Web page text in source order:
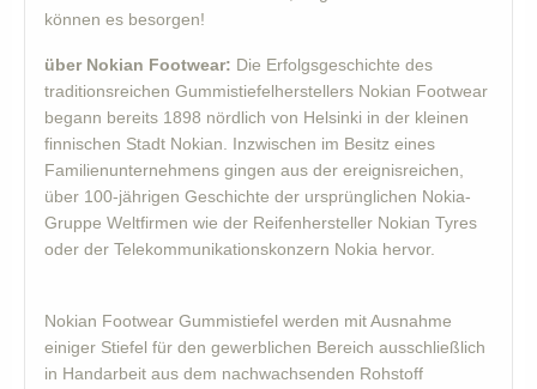
können es besorgen!
über Nokian Footwear: Die Erfolgsgeschichte des
traditionsreichen Gummistiefelherstellers Nokian Footwear
begann bereits 1898 nördlich von Helsinki in der kleinen
finnischen Stadt Nokian. Inzwischen im Besitz eines
Familienunternehmens gingen aus der ereignisreichen,
über 100-jährigen Geschichte der ursprünglichen Nokia-
Gruppe Weltfirmen wie der Reifenhersteller Nokian Tyres
oder der Telekommunikationskonzern Nokia hervor.
Nokian Footwear Gummistiefel werden mit Ausnahme
einiger Stiefel für den gewerblichen Bereich ausschließlich
in Handarbeit aus dem nachwachsenden Rohstoff